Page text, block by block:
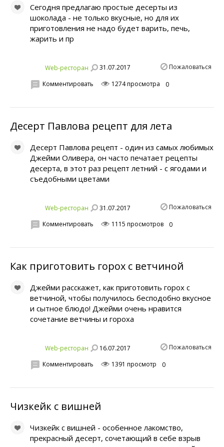
Сегодня предлагаю простые десерты из
шоколада - не только вкусные, но для их
приготовления не надо будет варить, печь,
жарить и пр
Web-ресторан 31.07.2017 Пожаловаться
Комментировать 1274 просмотра 0
Десерт Павлова рецепт для лета
Десерт Павлова рецепт - один из самых любимых
Джейми Оливера, он часто печатает рецепты
десерта, в этот раз рецепт летний - с ягодами и
съедобными цветами
Web-ресторан 31.07.2017 Пожаловаться
Комментировать 1115 просмотров 0
Как приготовить горох с ветчиной
Джейми расскажет, как приготовить горох с
ветчиной, чтобы получилось бесподобно вкусное
и сытное блюдо! Джейми очень нравится
сочетание ветчины и гороха
Web-ресторан 16.07.2017 Пожаловаться
Комментировать 1391 просмотр 0
Чизкейк с вишней
Чизкейк с вишней - особенное лакомство,
прекрасный десерт, сочетающий в себе взрыв